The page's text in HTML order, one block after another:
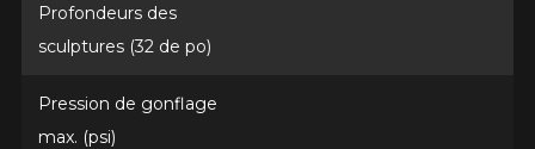
Profondeurs des
sculptures (32 de po)
Pression de gonflage
max. (psi)
KM parcourus